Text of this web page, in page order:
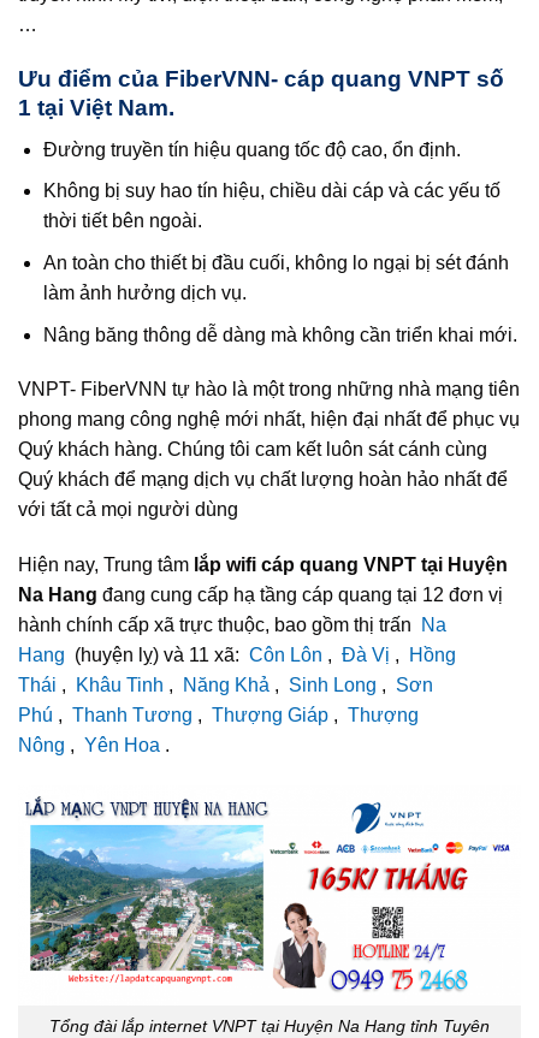
…
Ưu điểm của FiberVNN- cáp quang VNPT số
1 tại Việt Nam.
Đường truyền tín hiệu quang tốc độ cao, ổn định.
Không bị suy hao tín hiệu, chiều dài cáp và các yếu tố
thời tiết bên ngoài.
An toàn cho thiết bị đầu cuối, không lo ngại bị sét đánh
làm ảnh hưởng dịch vụ.
Nâng băng thông dễ dàng mà không cần triển khai mới.
VNPT- FiberVNN tự hào là một trong những nhà mạng tiên
phong mang công nghệ mới nhất, hiện đại nhất để phục vụ
Quý khách hàng. Chúng tôi cam kết luôn sát cánh cùng
Quý khách để mạng dịch vụ chất lượng hoàn hảo nhất để
với tất cả mọi người dùng
Hiện nay, Trung tâm lắp wifi cáp quang VNPT tại Huyện
Na Hang đang cung cấp hạ tầng cáp quang tại 12 đơn vị
hành chính cấp xã trực thuộc, bao gồm thị trấn
Na
Hang (huyện lỵ) và 11 xã: Côn Lôn , Đà Vị ,
Hồng
Thái , Khâu Tinh , Năng Khả , Sinh Long , Sơn
Phú , Thanh Tương , Thượng Giáp , Thượng
Nông , Yên Hoa .
Tổng đài lắp internet VNPT tại Huyện Na Hang tỉnh Tuyên